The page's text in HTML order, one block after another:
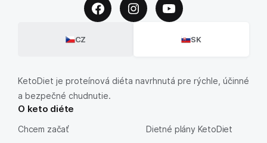
CZ SK
KetoDiet je proteínová diéta navrhnutá pre rýchle, účinné
a bezpečné chudnutie.
O keto diéte
Chcem začať
Dietné plány KetoDiet